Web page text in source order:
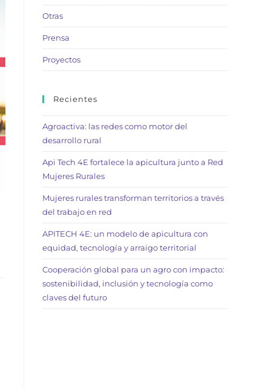
Otras
Prensa
Proyectos
Recientes
Agroactiva: las redes como motor del
desarrollo rural
Api Tech 4E fortalece la apicultura junto a Red
Mujeres Rurales
Mujeres rurales transforman territorios a través
del trabajo en red
APITECH 4E: un modelo de apicultura con
equidad, tecnología y arraigo territorial
Cooperación global para un agro con impacto:
sostenibilidad, inclusión y tecnología como
claves del futuro